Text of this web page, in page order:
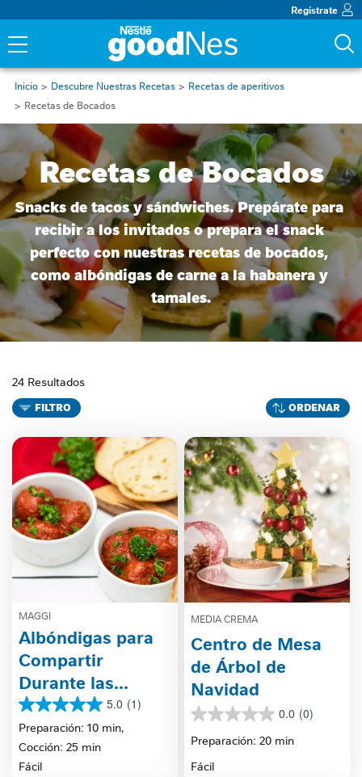
Regístrate
Inicio Descubre Nuestras Recetas
Recetas de aperitivos
Recetas de Bocados
Recetas de Bocados
Snacks de tacos y sándwiches. Prepárate para
recibir a los invitados o prepara el snack
perfecto con nuestras recetas de bocados,
como albóndigas de carne a la habanera y
tamales.
24 Resultados
FILTRO ORDENAR
MAGGI
Albóndigas para
Compartir
Durante las
Fiestas
5.0 (1)
5.0
de
estrellas.
1
Preparación: 10 min,
Cocción: 25 min
Fácil
MEDIA CREMA
Centro de Mesa
de Árbol de
Navidad
0.0 (0)
0.0
de
5
estrellas.
Preparación: 20 min
Fácil